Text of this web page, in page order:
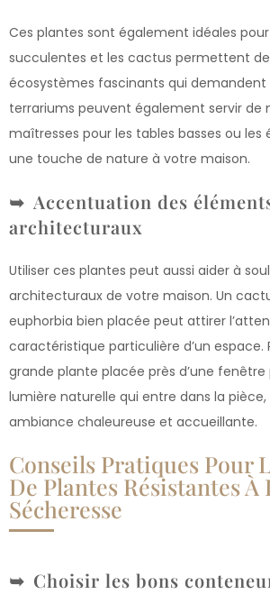
Ces plantes sont également idéales
succulentes et les cactus permettent
écosystèmes fascinants qui demandent
terrariums peuvent également servir de
maîtresses pour les tables basses ou les
une touche de nature à votre maison.
Accentuation des
architecturaux
Utiliser ces plantes peut aussi aider à
architecturaux de votre maison. Un
euphorbia bien placée peut attirer
caractéristique particulière d’un espace.
grande plante placée près d’une
lumière naturelle qui entre dans la
ambiance chaleureuse et accueillante.
Conseils Pratiques Pour
De Plantes Résistantes À
Sécheresse
Choisir les bons